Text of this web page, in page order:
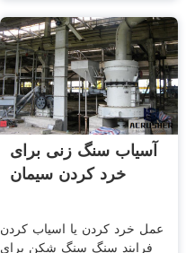
آسیاب سنگ زنی برای
خرد کردن سیمان
عمل خرد کردن یا اسیاب کردن
فرایند سنگ سنگ شکن برای